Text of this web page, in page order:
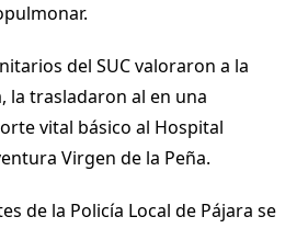
del SUC valoraron a la
la trasladaron al en una
vital básico al Hospital
Virgen de la Peña.
de la Policía Local de Pájara se